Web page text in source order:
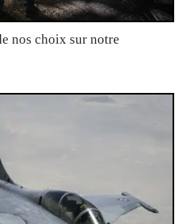
nos choix sur notre